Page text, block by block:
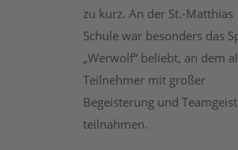
zu kurz. An der St.-Matthias
Schule war besonders das
„Werwolf“ beliebt, an dem
Teilnehmer mit großer
Begeisterung und Teamgeist
teilnahmen.